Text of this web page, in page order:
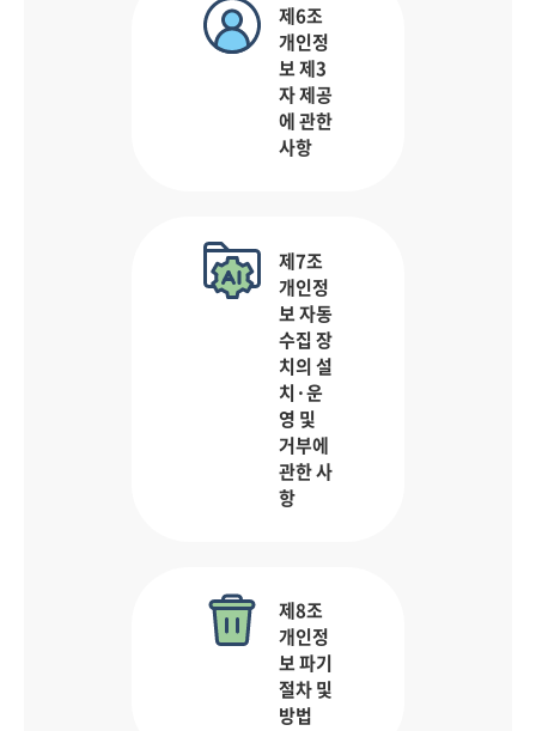
제6조
개인정
보 제3
자 제공
에 관한
사항
제7조
개인정
보 자동
수집 장
치의 설
치·운
영 및
거부에
관한 사
항
제8조
개인정
보 파기
절차 및
방법